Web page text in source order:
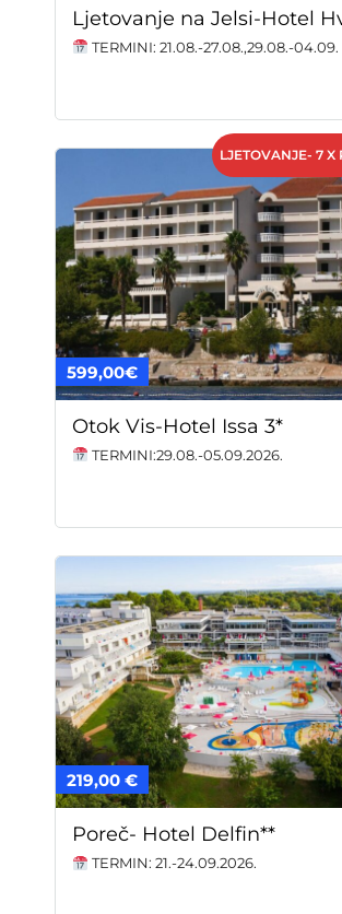
Ljetovanje na Jelsi-Hotel
TERMINI: 21.08.-27.08.,29.08.-04.09.
LJETOVANJE- 7 X
599,00€
Otok Vis-Hotel Issa 3*
TERMINI:29.08.-05.09.2026.
219,00 €
Poreč- Hotel Delfin**
TERMIN: 21.-24.09.2026.